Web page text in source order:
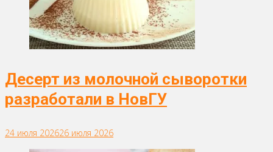
Десерт из молочной сыворотки
разработали в НовГУ
24 июля 202626 июля 2026